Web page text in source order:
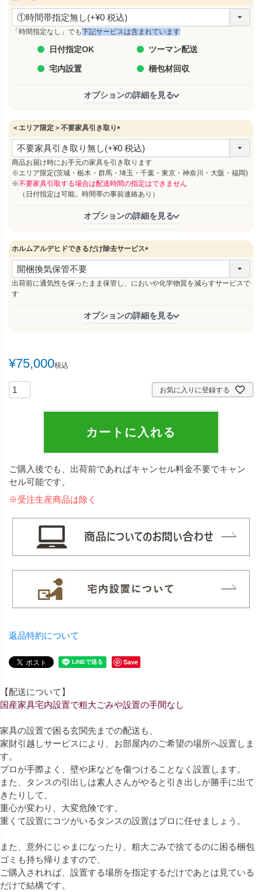
(
必
須
「時間指定なし」でも下記サービスは含まれています
日付指定OK ツーマン配送
宅内設置 梱包材回収
オプションの詳細を見る
＜エリア限定＞不要家具引き取り
(
必
須
商品お届け時にお手元の家具を引き取ります
※エリア限定(茨城・栃木・群馬・埼玉・千葉・東京・神奈川・大阪・福岡)
※不要家具引取する場合は配送時間の指定はできません
（日付指定は可能。時間帯の事前連絡あり）
オプションの詳細を見る
ホルムアルデヒドできるだけ除去サービス
(
須
出荷前に通気性を保ったまま保管し、においや化学物質を減らすサービスで
す
オプションの詳細を見る
¥75,000税込
お気に入りに登録する
カートに入れる
ご購入後でも、出荷前であればキャンセル料金不要でキャン
セル可能です。
※受注生産商品は除く
返品特約について
Save
【配送について】
国産家具宅内設置で粗大ごみや設置の手間なし
家具の設置で困る玄関先までの配送も、
家財引越しサービスにより、お部屋内のご希望の場所へ設置しま
す。
プロが手際よく、壁や床などを傷つけることなく設置します。
また、タンスの引出しは素人さんがやると引き出しが勝手に出て
きたりして、
重心が変わり、大変危険です。
重くて設置にコツがいるタンスの設置はプロに任せましょう。
また、意外にじゃまになったり、粗大ごみで捨てるのに困る梱包
ゴミも持ち帰りますので、
ご購入されれば、設置する場所を指定するだけであとは見ている
だけで結構です。